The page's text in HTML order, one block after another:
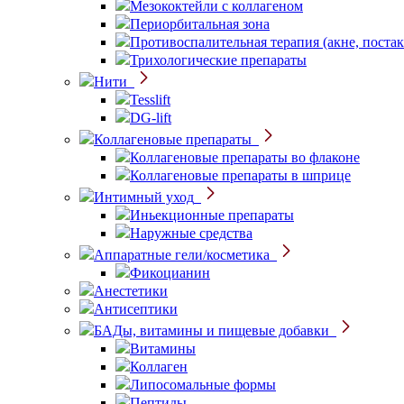
Мезококтейли с коллагеном
Периорбитальная зона
Противоспалительная терапия (акне,
Трихологические препараты
Нити
Tesslift
DG-lift
Коллагеновые препараты
Коллагеновые препараты во флаконе
Коллагеновые препараты в шприце
Интимный уход
Иньекционные препараты
Наружные средства
Аппаратные гели/косметика
Фикоцианин
Анестетики
Антисептики
БАДы, витамины и пищевые добавки
Витамины
Коллаген
Липосомальные формы